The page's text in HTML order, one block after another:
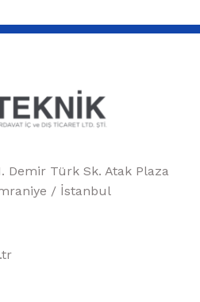
Demir Türk Sk. Atak Plaza
/ İstanbul